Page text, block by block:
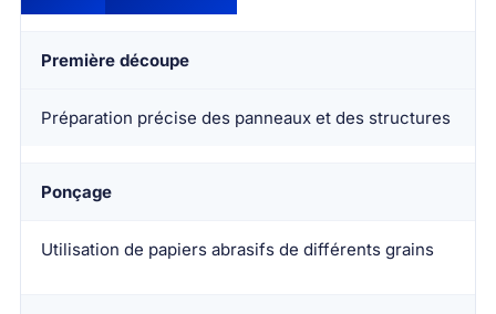
Première découpe
Préparation précise des panneaux et des structures
Ponçage
Utilisation de papiers abrasifs de différents grains